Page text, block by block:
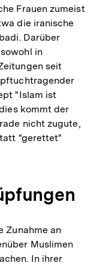
Frauen zumeist
die iranische
Darüber
in
seit
"Islam ist
kommt der
nicht zugute,
"gerettet"
Zunahme an
Muslimen
In ihrer